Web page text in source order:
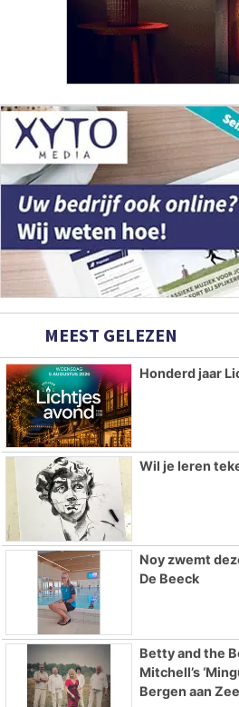
MEEST GELEZEN
Honderd jaar
Wil je leren
Noy zwemt
De Beeck
Betty and the
Mitchell’s
Bergen aan Zee